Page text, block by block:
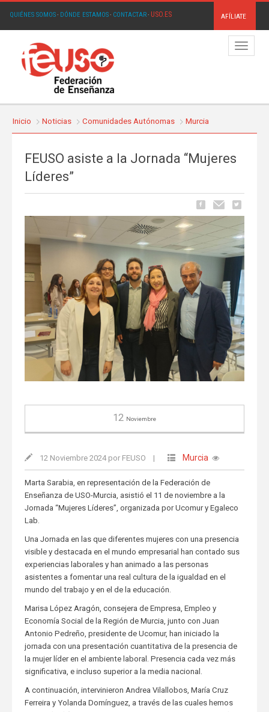
QUIÉNES SOMOS· DÓNDE ESTAMOS· CONTACTAR· USO.ES AFÍLIATE
Menú
Inicio Noticias Comunidades Autónomas Murcia
FEUSO asiste a la Jornada “Mujeres
Líderes”
12 Noviembre
12 Noviembre 2024 por FEUSO | Murcia
Marta Sarabia, en representación de la Federación de
Enseñanza de USO-Murcia, asistió el 11 de noviembre a la
Jornada “Mujeres Líderes”, organizada por Ucomur y Egaleco
Lab.
Una Jornada en las que diferentes mujeres con una presencia
visible y destacada en el mundo empresarial han contado sus
experiencias laborales y han animado a las personas
asistentes a fomentar una real cultura de la igualdad en el
mundo del trabajo y en el de la educación.
Marisa López Aragón, consejera de Empresa, Empleo y
Economía Social de la Región de Murcia, junto con Juan
Antonio Pedreño, presidente de Ucomur, han iniciado la
jornada con una presentación cuantitativa de la presencia de
la mujer líder en el ambiente laboral. Presencia cada vez más
significativa, e incluso superior a la media nacional.
A continuación, intervinieron Andrea Vilallobos, María Cruz
Ferreira y Yolanda Domínguez, a través de las cuales hemos